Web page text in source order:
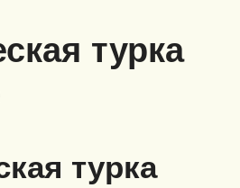
турка
турка